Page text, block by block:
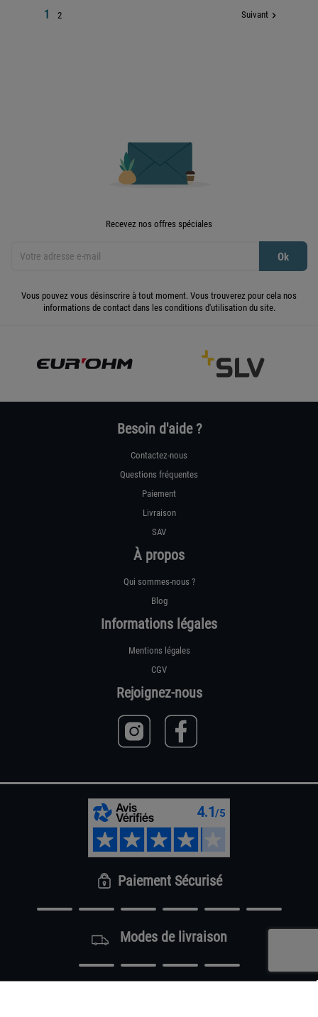
1 2 Suivant 
Recevez nos offres spéciales
Vous pouvez vous désinscrire à tout moment. Vous trouverez pour cela nos
informations de contact dans les conditions d'utilisation du site.
Besoin d'aide ?
Contactez-nous
Questions fréquentes
Paiement
Livraison
SAV
À propos
Qui sommes-nous ?
Blog
Informations légales
Mentions légales
CGV
Rejoignez-nous
Paiement Sécurisé
Modes de livraison